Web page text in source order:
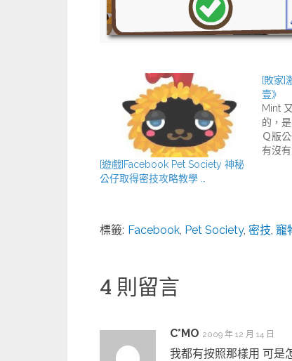
[遊戲]Facebook Pet Society 神秘
公仔取得密技攻略教學 …
[敗家]
壹》
Mint
的，
Ｑ版
有沒有…
標籤: Facebook, Pet Society, 密技, 寵
4 則留言
C*MO 2009 年 12 月 14 日
我都有按照那樣用 可是